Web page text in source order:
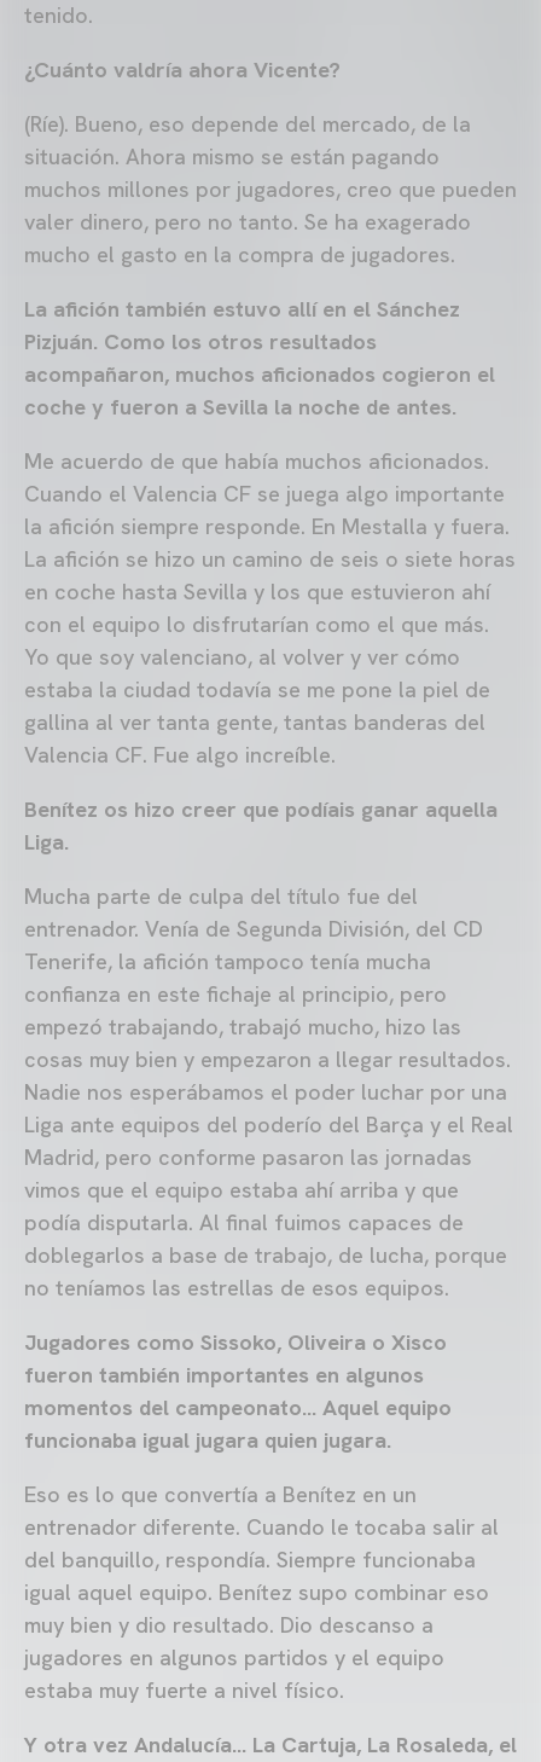
tenido.
¿Cuánto valdría ahora Vicente?
(Ríe). Bueno, eso depende del mercado, de la
situación. Ahora mismo se están pagando
muchos millones por jugadores, creo que pueden
valer dinero, pero no tanto. Se ha exagerado
mucho el gasto en la compra de jugadores.
La afición también estuvo allí en el Sánchez
Pizjuán. Como los otros resultados
acompañaron, muchos aficionados cogieron el
coche y fueron a Sevilla la noche de antes.
Me acuerdo de que había muchos aficionados.
Cuando el Valencia CF se juega algo importante
la afición siempre responde. En Mestalla y fuera.
La afición se hizo un camino de seis o siete horas
en coche hasta Sevilla y los que estuvieron ahí
con el equipo lo disfrutarían como el que más.
Yo que soy valenciano, al volver y ver cómo
estaba la ciudad todavía se me pone la piel de
gallina al ver tanta gente, tantas banderas del
Valencia CF. Fue algo increíble.
Benítez os hizo creer que podíais ganar aquella
Liga.
Mucha parte de culpa del título fue del
entrenador. Venía de Segunda División, del CD
Tenerife, la afición tampoco tenía mucha
confianza en este fichaje al principio, pero
empezó trabajando, trabajó mucho, hizo las
cosas muy bien y empezaron a llegar resultados.
Nadie nos esperábamos el poder luchar por una
Liga ante equipos del poderío del Barça y el Real
Madrid, pero conforme pasaron las jornadas
vimos que el equipo estaba ahí arriba y que
podía disputarla. Al final fuimos capaces de
doblegarlos a base de trabajo, de lucha, porque
no teníamos las estrellas de esos equipos.
Jugadores como Sissoko, Oliveira o Xisco
fueron también importantes en algunos
momentos del campeonato... Aquel equipo
funcionaba igual jugara quien jugara.
Eso es lo que convertía a Benítez en un
entrenador diferente. Cuando le tocaba salir al
del banquillo, respondía. Siempre funcionaba
igual aquel equipo. Benítez supo combinar eso
muy bien y dio resultado. Dio descanso a
jugadores en algunos partidos y el equipo
estaba muy fuerte a nivel físico.
Y otra vez Andalucía… La Cartuja, La Rosaleda, el